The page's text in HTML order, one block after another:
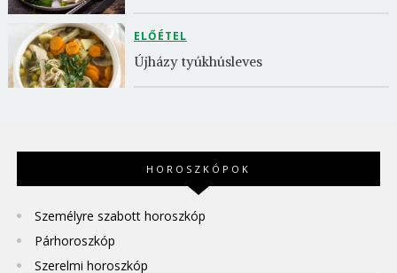
ELŐÉTEL
Újházy tyúkhúsleves
HOROSZKÓPOK
Személyre szabott horoszkóp
Párhoroszkóp
Szerelmi horoszkóp